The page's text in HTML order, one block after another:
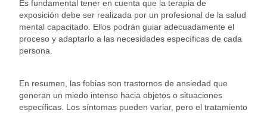
Es fundamental tener en cuenta que la terapia de
exposición debe ser realizada por un profesional de la salud
mental capacitado. Ellos podrán guiar adecuadamente el
proceso y adaptarlo a las necesidades específicas de cada
persona.
En resumen, las fobias son trastornos de ansiedad que
generan un miedo intenso hacia objetos o situaciones
específicas. Los síntomas pueden variar, pero el tratamiento